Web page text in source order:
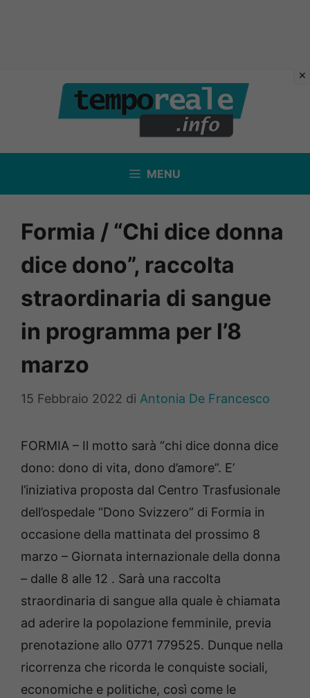
contenuto
MENU
Formia / “Chi dice donna
dice dono”, raccolta
straordinaria di sangue
in programma per l’8
marzo
15 Febbraio 2022 di Antonia De Francesco
FORMIA – Il motto sarà “chi dice donna dice
dono: dono di vita, dono d’amore”. E’
l’iniziativa proposta dal Centro Trasfusionale
dell’ospedale “Dono Svizzero” di Formia in
occasione della mattinata del prossimo 8
marzo – Giornata internazionale della donna
– dalle 8 alle 12 . Sarà una raccolta
straordinaria di sangue alla quale è chiamata
ad aderire la popolazione femminile, previa
prenotazione allo 0771 779525. Dunque nella
ricorrenza che ricorda le conquiste sociali,
economiche e politiche, così come le